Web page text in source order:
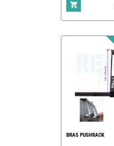
BRAS PUSHRACK